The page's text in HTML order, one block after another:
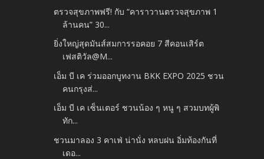
ตรวจสุขภาพฟรี! กับ “คาราวานตรวจสุขภาพ 1
ล้านคน” 30...
ยิ่งใหญ่สุดมันส์สมการรอคอย 7 สีคอนเสิร์ต
เฟสติวัล@M...
เอ็ม บี เค ร่วมออกบูทงาน BKK EXPO 2025 ชวน
คนกรุงส่...
เอ็ม บี เค เซ็นเตอร์ ชวนน้อง ๆ หนู ๆ สวมบทผู้พิ
ทัก...
ชวนมาลอง 3 คาเฟ่ น่านั่ง หลบฝน อิ่มท้องกันที่
เดอ...